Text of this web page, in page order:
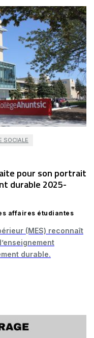
SOCIALE
pour son portrait
durable 2025-
affaires étudiantes
(MES) reconnaît
durable.